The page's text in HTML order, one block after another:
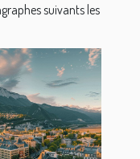
suivants les